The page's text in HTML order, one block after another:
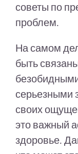
советы по
проблем.
На самом
быть
серьезными
своих
это важный
здоровье.